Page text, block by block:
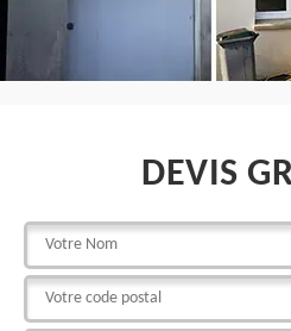
DEVIS